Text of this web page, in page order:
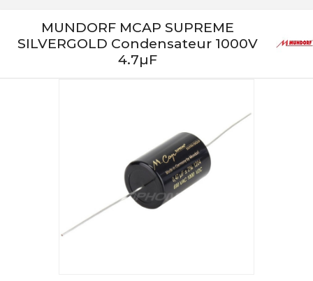
MUNDORF MCAP SUPREME
SILVERGOLD Condensateur 1000V
4.7µF